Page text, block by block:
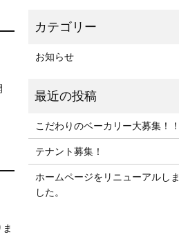
お知らせ
こだわりのベーカリー大募集！！
テナント募集！
ホームページをリニューアルしま
した。